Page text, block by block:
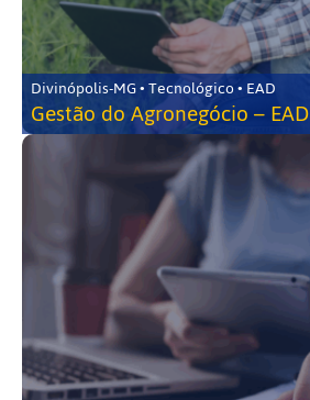
Divinópolis-MG • Tecnológico • EAD
Gestão do Agronegócio – EAD